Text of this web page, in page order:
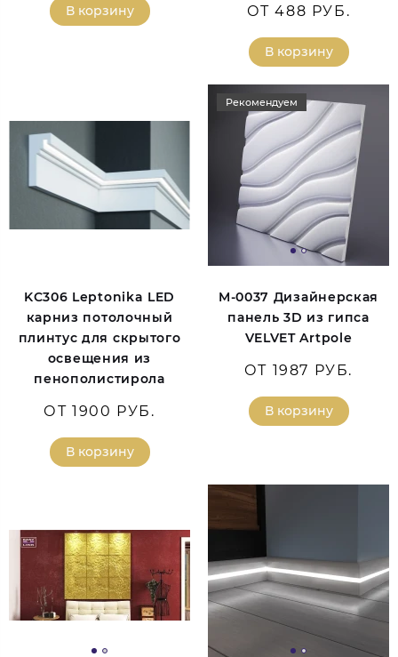
В корзину ОТ 488 РУБ.
В корзину
KC306 Leptonika LED
карниз потолочный
плинтус для скрытого
освещения из
пенополистирола
ОТ 1900 РУБ.
В корзину
Рекомендуем
M-0037 Дизайнерская
панель 3D из гипса
VELVET Artpole
ОТ 1987 РУБ.
В корзину